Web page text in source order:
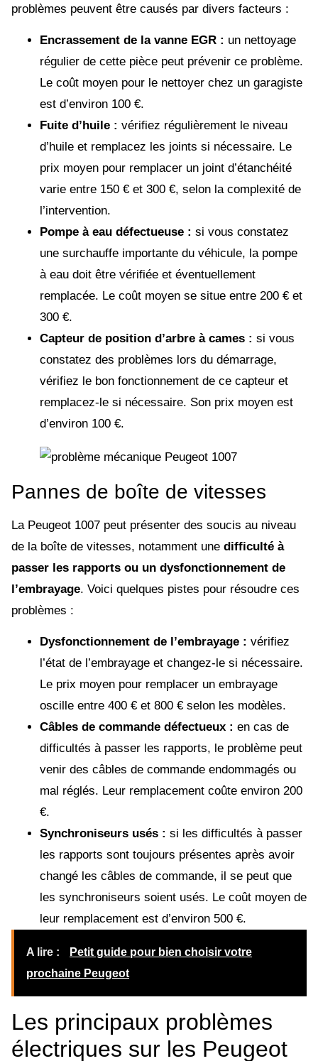
problèmes peuvent être causés par divers facteurs :
Encrassement de la vanne EGR : un nettoyage
régulier de cette pièce peut prévenir ce problème.
Le coût moyen pour le nettoyer chez un garagiste
est d’environ 100 €.
Fuite d’huile : vérifiez régulièrement le niveau
d’huile et remplacez les joints si nécessaire. Le
prix moyen pour remplacer un joint d’étanchéité
varie entre 150 € et 300 €, selon la complexité de
l’intervention.
Pompe à eau défectueuse : si vous constatez
une surchauffe importante du véhicule, la pompe
à eau doit être vérifiée et éventuellement
remplacée. Le coût moyen se situe entre 200 € et
300 €.
Capteur de position d’arbre à cames : si vous
constatez des problèmes lors du démarrage,
vérifiez le bon fonctionnement de ce capteur et
remplacez-le si nécessaire. Son prix moyen est
d’environ 100 €.
Pannes de boîte de vitesses
La Peugeot 1007 peut présenter des soucis au niveau
de la boîte de vitesses, notamment une difficulté à
passer les rapports ou un dysfonctionnement de
l’embrayage. Voici quelques pistes pour résoudre ces
problèmes :
Dysfonctionnement de l’embrayage : vérifiez
l’état de l’embrayage et changez-le si nécessaire.
Le prix moyen pour remplacer un embrayage
oscille entre 400 € et 800 € selon les modèles.
Câbles de commande défectueux : en cas de
difficultés à passer les rapports, le problème peut
venir des câbles de commande endommagés ou
mal réglés. Leur remplacement coûte environ 200
€.
Synchroniseurs usés : si les difficultés à passer
les rapports sont toujours présentes après avoir
changé les câbles de commande, il se peut que
les synchroniseurs soient usés. Le coût moyen de
leur remplacement est d’environ 500 €.
A lire :
Petit guide pour bien choisir votre
prochaine Peugeot
Les principaux problèmes
électriques sur les Peugeot